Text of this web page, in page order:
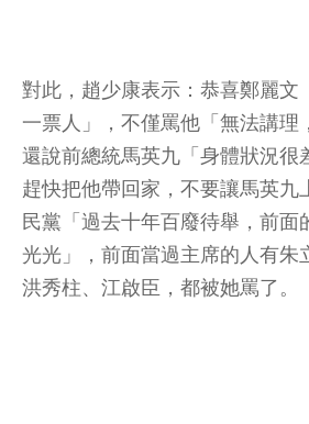
對此，趙少康表示：恭喜鄭麗文
一票人」，不僅罵他「無法講理
還說前總統馬英九「身體狀況很
趕快把他帶回家，不要讓馬英九
民黨「過去十年百廢待舉，前面
光光」，前面當過主席的人有朱
洪秀柱、江啟臣，都被她罵了。